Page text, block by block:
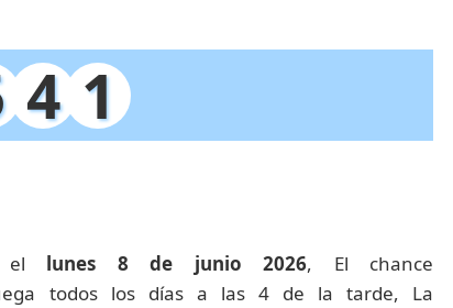
4 1
el lunes 8 de junio 2026, El chance
todos los días a las 4 de la tarde, La